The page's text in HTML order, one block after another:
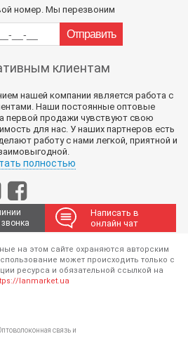
номер. Мы перезвоним
клиентам
нашей компании является работа с
Наши постоянные оптовые
первой продажи чувствуют свою
для нас. У наших партнеров есть
работу с нами легкой, приятной и
полностью
Написать в
онлайн чат
связь и
на этом сайте охраняются авторским
может происходить только с
ресурса и обязательной ссылкой на
lanmarket.ua